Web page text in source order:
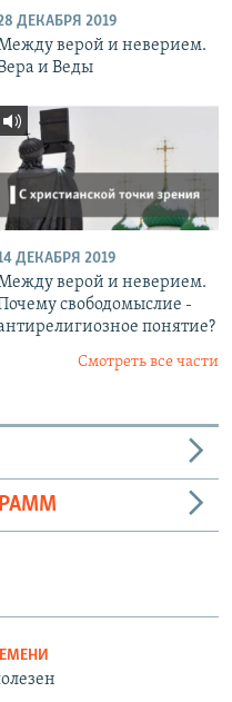
ДЕКАБРЯ 2019
верой и неверием.
и Веды
ДЕКАБРЯ 2019
верой и неверием.
свободомыслие -
понятие?
Смотреть все части